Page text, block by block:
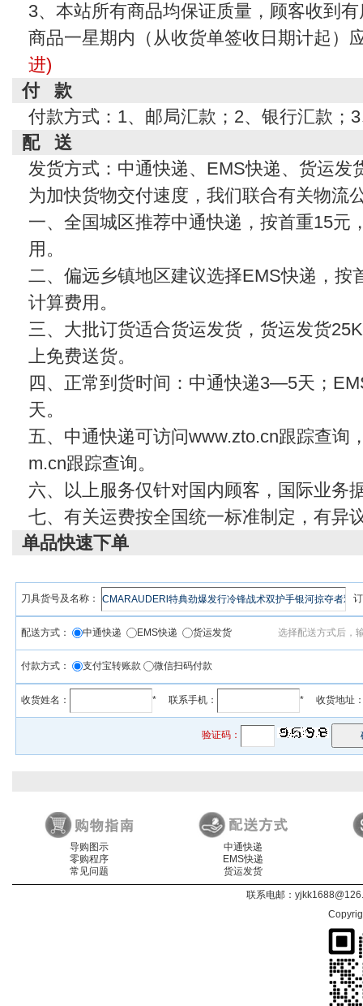
3、本站所有商品均保证质量，顾客收到
商品一星期内（从收货单签收日期计起）
进)
付 款
付款方式：1、邮局汇款；2、银行汇款；
配 送
发货方式：中通快递、EMS快递、货运发
为加快货物交付速度，我们联合有关物流
一、全国城区推荐中通快递，按首重15元
用。
二、偏远乡镇地区建议选择EMS快递，按
计算费用。
三、大批订货适合货运发货，货运发货
上免费送货。
四、正常到货时间：中通快递3—5天；
天。
五、中通快递可访问www.zto.cn跟踪查询
m.cn跟踪查询。
六、以上服务仅针对国内顾客，国际业务
七、有关运费按全国统一标准制定，有异
单品快速下单
刀具货号及名称：
配送方式： 中通快递 EMS快递 货运发货 选择配送方式后，
付款方式： 支付宝转账款 微信扫码付款
收货姓名： * 联系手机： * 收货地址
验证码：
导购图示
零购程序
常见问题
中通快递
EMS快递
货运发货
联系电邮：